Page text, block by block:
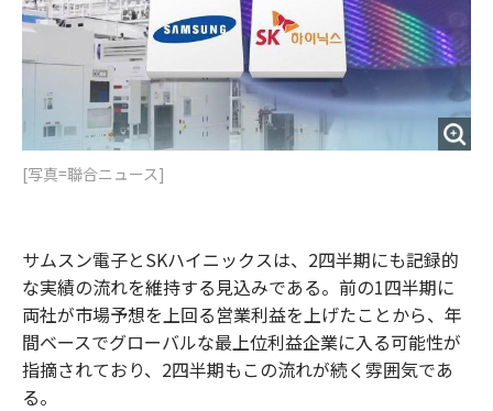
[写真=聯合ニュース]
サムスン電子とSKハイニックスは、2四半期にも記録的
な実績の流れを維持する見込みである。前の1四半期に
両社が市場予想を上回る営業利益を上げたことから、年
間ベースでグローバルな最上位利益企業に入る可能性が
指摘されており、2四半期もこの流れが続く雰囲気であ
る。